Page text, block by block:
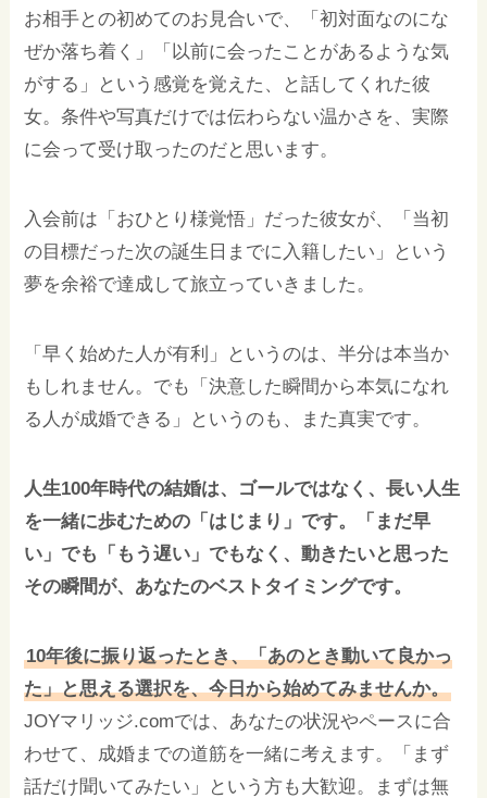
お相手との初めてのお見合いで、「初対面なのにな
ぜか落ち着く」「以前に会ったことがあるような気
がする」という感覚を覚えた、と話してくれた彼
女。条件や写真だけでは伝わらない温かさを、実際
に会って受け取ったのだと思います。
入会前は「おひとり様覚悟」だった彼女が、「当初
の目標だった次の誕生日までに入籍したい」という
夢を余裕で達成して旅立っていきました。
「早く始めた人が有利」というのは、半分は本当か
もしれません。でも「決意した瞬間から本気になれ
る人が成婚できる」というのも、また真実です。
人生100年時代の結婚は、ゴールではなく、長い人生
を一緒に歩むための「はじまり」です。「まだ早
い」でも「もう遅い」でもなく、動きたいと思った
その瞬間が、あなたのベストタイミングです。
10年後に振り返ったとき、「あのとき動いて良かっ
た」と思える選択を、今日から始めてみませんか。
JOYマリッジ.comでは、あなたの状況やペースに合
わせて、成婚までの道筋を一緒に考えます。「まず
話だけ聞いてみたい」という方も大歓迎。まずは無